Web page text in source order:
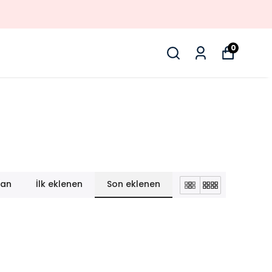
0
İlk eklenen Son eklenen